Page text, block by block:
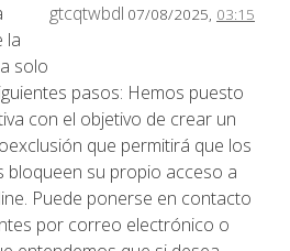
gtcqtwbdl 07/08/2025, 03:15
la
solo
pasos: Hemos puesto
con el objetivo de crear un
que permitirá que los
bloqueen su propio acceso a
Puede ponerse en contacto
por correo electrónico o